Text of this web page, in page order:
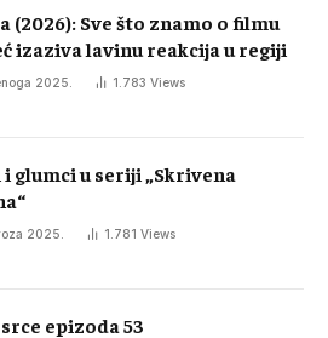
(2026): Sve što znamo o filmu
izaziva lavinu reakcija u regiji
2025. 1.783 Views
glumci u seriji „Skrivena
2025. 1.781 Views
epizoda 53